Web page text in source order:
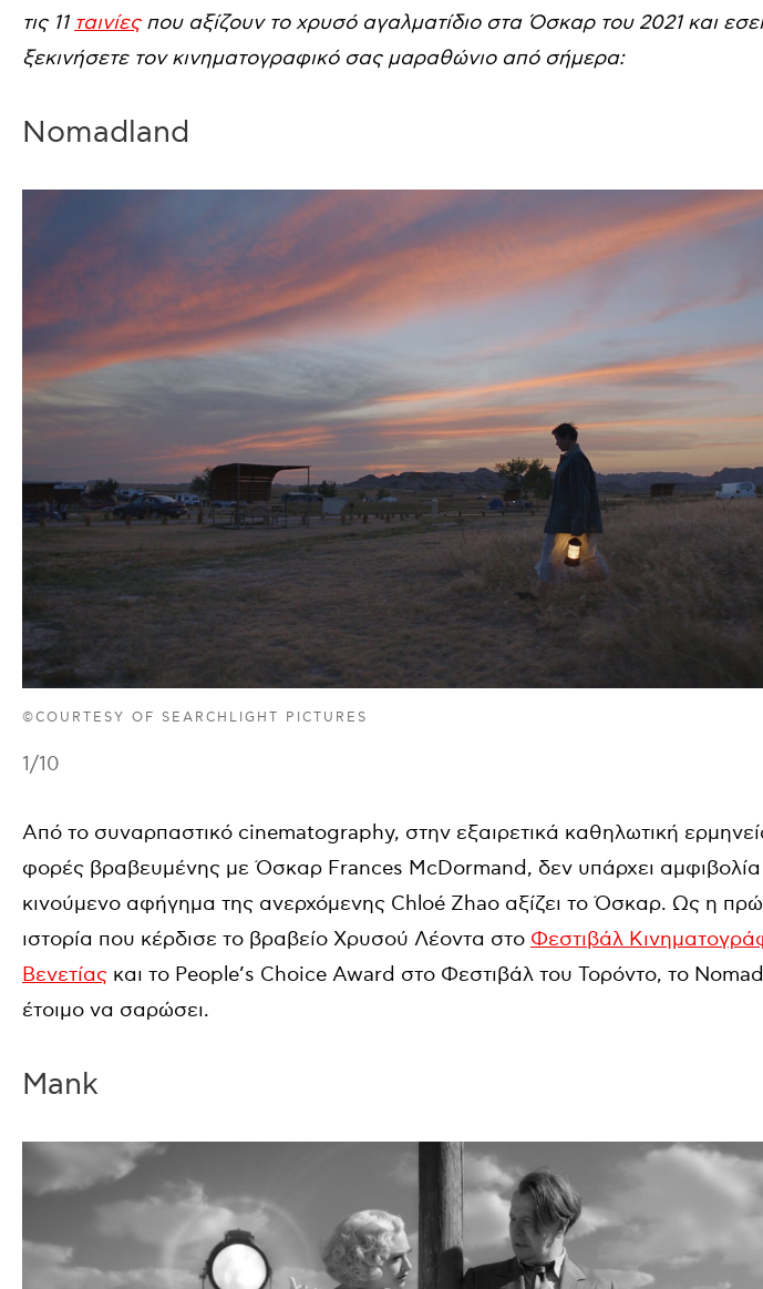
τις 11 ταινίεςπου αξίζουν το χρυσό αγαλματίδιο στα Όσκαρ του 2021 και
ξεκινήσετε τον κινηματογραφικό σας μαραθώνιο από σήμερα:
Nomadland
©COURTESY OF SEARCHLIGHT PICTURES
1/10
Από το συναρπαστικό cinematography, στην εξαιρετικά καθηλωτική
φορές βραβευμένης με Όσκαρ Frances McDormand, δεν υπάρχει
κινούμενο αφήγημα της ανερχόμενης Chloé Zhao αξίζει το Όσκαρ. Ως η
ιστορία που κέρδισε το βραβείο Χρυσού Λέοντα στο Φεστιβάλ
Βενετίας και το People’s Choice Award στο Φεστιβάλ του Τορόντο, το
έτοιμο να σαρώσει.
Mank